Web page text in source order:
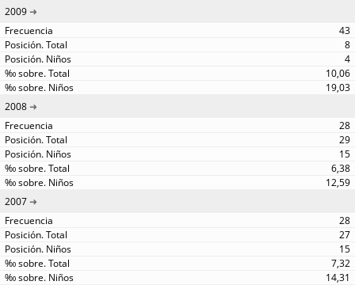
2009
43
8
4
10,06
19,03
2008
28
29
15
6,38
12,59
2007
28
27
15
7,32
14,31